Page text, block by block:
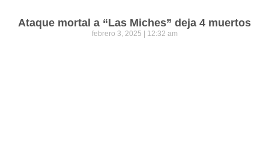
Ataque mortal a “Las Miches” deja 4 muertos
febrero 3, 2025 12:32 am